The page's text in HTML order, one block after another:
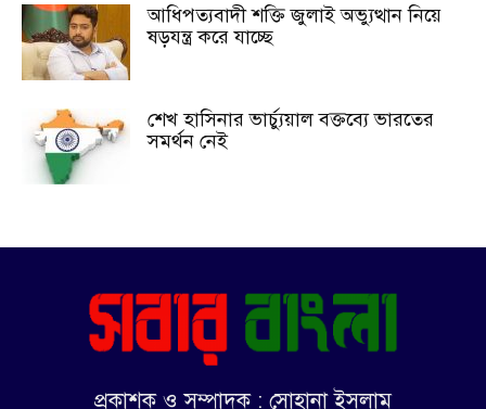
আধিপত্যবাদী শক্তি জুলাই অভ্যুত্থান নিয়ে
ষড়যন্ত্র করে যাচ্ছে
শেখ হাসিনার ভার্চ্যুয়াল বক্তব্যে ভারতের
সমর্থন নেই
প্রকাশক ও সম্পাদক : সোহানা ইসলাম